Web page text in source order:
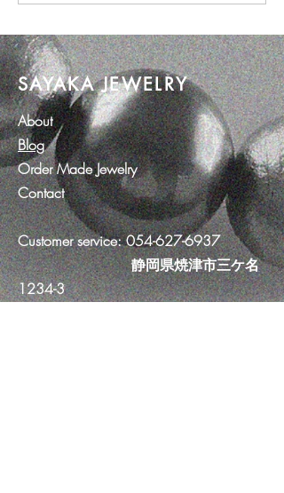
SAYAKA JEWELRY
About
Blog
Order Made Jewelry
Contact
Customer service:054-627-6937
​ 静岡県焼津市三ケ名
1234-3